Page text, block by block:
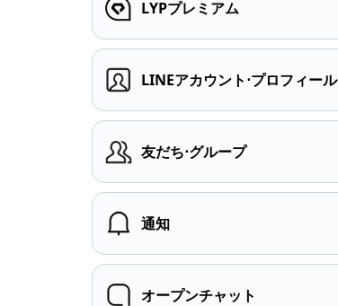
LYPプレミアム
LINEアカウント⋅プロフィール
友だち⋅グループ
通知
オープンチャット